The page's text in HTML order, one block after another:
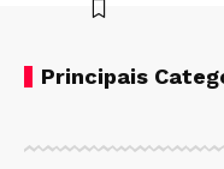
Principais